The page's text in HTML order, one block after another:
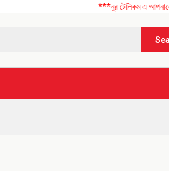
***নূর টেলিকম এ আপনাকে স্বাগতম